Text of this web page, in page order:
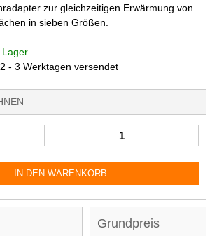
zur gleichzeitigen Erwärmung von
in sieben Größen.
Lager
- 3 Werktagen versendet
IN DEN WARENKORB
Grundpreis